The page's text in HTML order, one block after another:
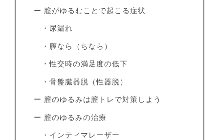
ー 膣がゆるむことで起こる症状
・尿漏れ
・膣なら（ちなら）
・性交時の満足度の低下
・骨盤臓器脱（性器脱）
ー 膣のゆるみは膣トレで対策しよう
ー 膣のゆるみの治療
・インティマレーザー